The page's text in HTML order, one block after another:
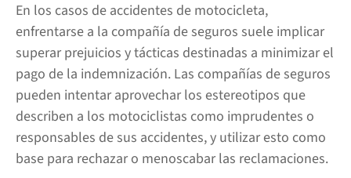
En los casos de accidentes de motocicleta,
enfrentarse a la compañía de seguros suele implicar
superar prejuicios y tácticas destinadas a minimizar el
pago de la indemnización. Las compañías de seguros
pueden intentar aprovechar los estereotipos que
describen a los motociclistas como imprudentes o
responsables de sus accidentes, y utilizar esto como
base para rechazar o menoscabar las reclamaciones.